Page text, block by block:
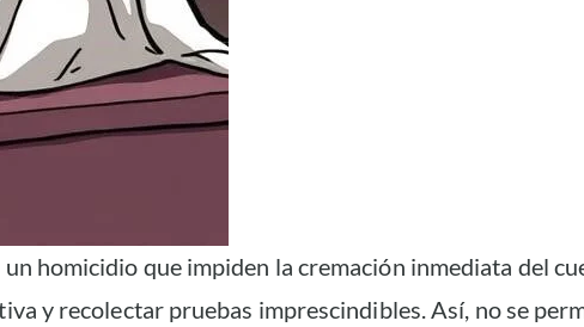
homicidio que impiden la cremación inmediata del
y recolectar pruebas imprescindibles. Así, no se